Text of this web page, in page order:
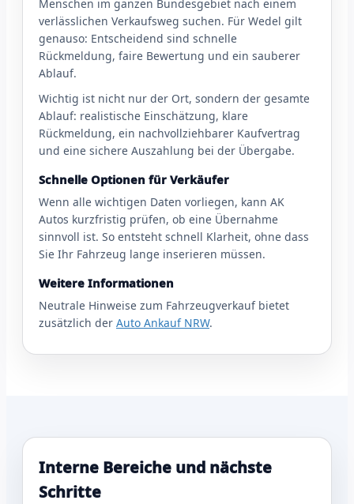
Menschen im ganzen Bundesgebiet nach einem
verlässlichen Verkaufsweg suchen. Für Wedel gilt
genauso: Entscheidend sind schnelle
Rückmeldung, faire Bewertung und ein sauberer
Ablauf.
Wichtig ist nicht nur der Ort, sondern der gesamte
Ablauf: realistische Einschätzung, klare
Rückmeldung, ein nachvollziehbarer Kaufvertrag
und eine sichere Auszahlung bei der Übergabe.
Schnelle Optionen für Verkäufer
Wenn alle wichtigen Daten vorliegen, kann AK
Autos kurzfristig prüfen, ob eine Übernahme
sinnvoll ist. So entsteht schnell Klarheit, ohne dass
Sie Ihr Fahrzeug lange inserieren müssen.
Weitere Informationen
Neutrale Hinweise zum Fahrzeugverkauf bietet
zusätzlich der Auto Ankauf NRW.
Interne Bereiche und nächste
Schritte